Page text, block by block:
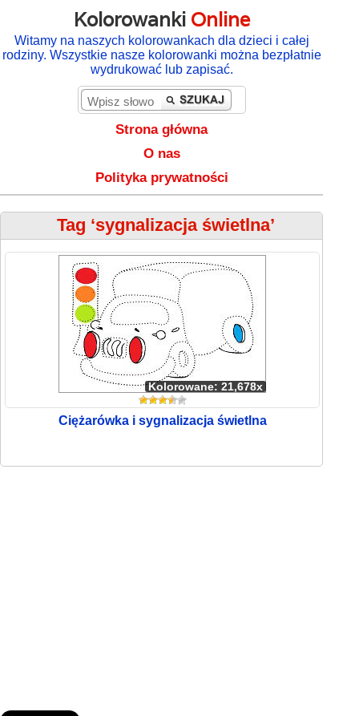
Kolorowanki Online
Witamy na naszych kolorowankach dla dzieci i całej
rodziny. Wszystkie nasze kolorowanki można bezpłatnie
wydrukować lub zapisać.
Strona główna
O nas
Polityka prywatności
Tag ‘sygnalizacja świetlna’
Kolorowane: 21,678x
Ciężarówka i sygnalizacja świetlna